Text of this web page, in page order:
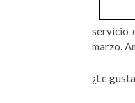
servicio
marzo.
¿Le